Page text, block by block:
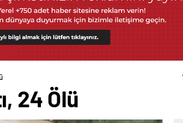
24 Ölü